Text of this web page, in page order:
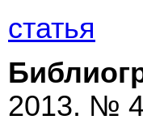
статья
2013. №